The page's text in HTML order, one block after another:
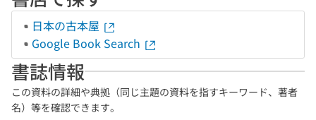
日本の古本屋
Google Book Search
書誌情報
この資料の詳細や典拠（同じ主題の資料を指すキーワード、著者
名）等を確認できます。